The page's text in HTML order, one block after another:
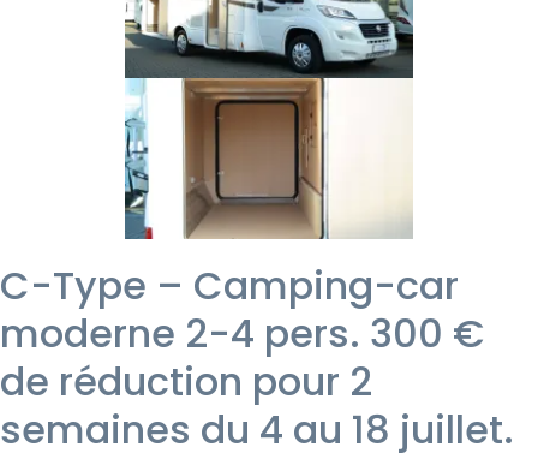
C-Type – Camping-car
moderne 2-4 pers. 300 €
de réduction pour 2
semaines du 4 au 18 juillet.